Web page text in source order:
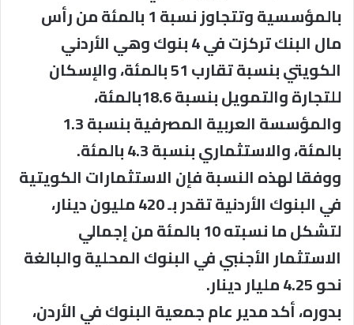
بالمؤسسية وتتجاوز نسبة 1 بالمئة من رأس
مال البنك تركزت في 4 بنوك وهي الأردني
الكويتي بنسبة تقارب 51 بالمئة، والإسكان
للتجارة والتمويل بنسبة 18.6بالمئة،
والمؤسسة العربية المصرفية بنسبة 1.3
بالمئة، والاستثماري بنسبة 4.3 بالمئة.
ووفقا لهذه النسبة فإن الاستثمارات الكويتية
في البنوك الأردنية تقدر بـ 420 مليون دينار،
لتشكل ما نسبته 10 بالمئة من إجمالي
الاستثمار الأجنبي في البنوك المحلية والبالغة
نحو 4.25 مليار دينار.
بدوره، أكد مدير عام جمعية البنوك في الأردن،